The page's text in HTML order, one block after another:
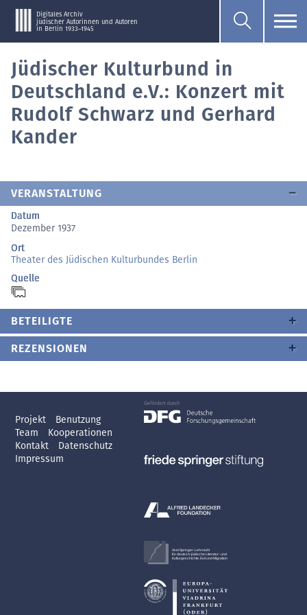
Digitales Archiv
jüdischer Autorinnen und Autoren
in Berlin 1933–1945
Jüdischer Kulturbund in
Deutschland e.V.: Konzert mit
Rudolf Schwarz und Gerhard
Kander
VERANSTALTUNG
Datum
Dezember 1937
Ort
Theater des Jüdischen Kulturbundes Berlin
Quelle
BETEILIGTE
REZENSIONEN
Projekt
Benutzung
Team
Kooperationen
Kontakt
Datenschutz
Impressum
Axel Springer-Lehrstuhl
für deutsch-jüdische Literatur- und
Kulturgeschichte, Exil und Migration